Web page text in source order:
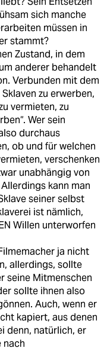
sich manche
müssen in
stammt?
Zustand, in dem
anderer behandelt
Verbunden mit dem
zu erwerben,
vermieten, zu
Wer sein
durchaus
ob und für welchen
verschenken
unabhängig von
kann man
seiner selbst
ist nämlich,
Willen unterworfen
ja nicht
allerdings, sollte
seine Mitmenschen
sollte ihnen also
Auch, wenn er
kapiert, aus denen
denn, natürlich, er
nach